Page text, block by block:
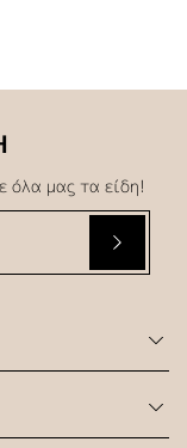
όλα μας τα είδη!